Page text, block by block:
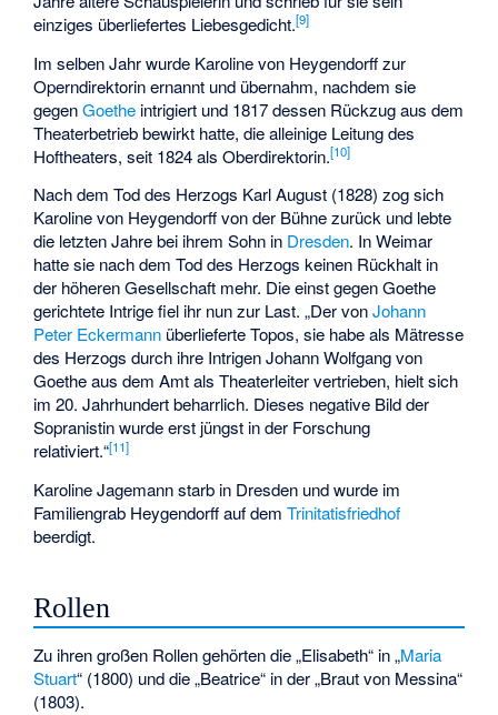
einziges überliefertes Liebesgedicht.[9]
Im selben Jahr wurde Karoline von Heygendorff zur
Operndirektorin ernannt und übernahm, nachdem sie
gegenGoethe intrigiert und 1817 dessen Rückzug aus dem
Theaterbetrieb bewirkt hatte, die alleinige Leitung des
Hoftheaters, seit 1824 als Oberdirektorin.[10]
Nach dem Tod des Herzogs Karl August (1828) zog sich
Karoline von Heygendorff von der Bühne zurück und lebte
die letzten Jahre bei ihrem Sohn in Dresden. In Weimar
hatte sie nach dem Tod des Herzogs keinen Rückhalt in
der höheren Gesellschaft mehr. Die einst gegen Goethe
gerichtete Intrige fiel ihr nun zur Last. „Der vonJohann
Peter Eckermann überlieferte Topos, sie habe als Mätresse
des Herzogs durch ihre Intrigen Johann Wolfgang von
Goethe aus dem Amt als Theaterleiter vertrieben, hielt sich
im 20. Jahrhundert beharrlich. Dieses negative Bild der
Sopranistin wurde erst jüngst in der Forschung
relativiert.“[11]
Karoline Jagemann starb in Dresden und wurde im
Familiengrab Heygendorff auf demTrinitatisfriedhof
beerdigt.
Rollen
Zu ihren großen Rollen gehörten die „Elisabeth“ in „Maria
Stuart“ (1800) und die „Beatrice“ in der „Braut von Messina“
(1803).